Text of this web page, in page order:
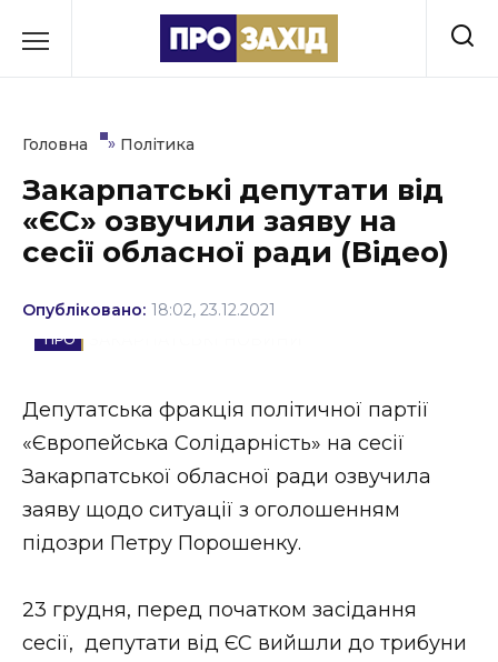
до
Культура
Освіта
Події
Соціум
Спорт
Стиль життя
Втрачений Ужгород (відеоверсія)
Головна » Політика
Закарпатські депутати від
«ЄС» озвучили заяву на
сесії обласної ради (Відео)
Опубліковано: 18:02, 23.12.2021
Депутатська фракція політичної партії
«Європейська Солідарність» на сесії
Закарпатської обласної ради озвучила
заяву щодо ситуації з оголошенням
підозри Петру Порошенку.
23 грудня, перед початком засідання
сесії, депутати від ЄС вийшли до трибуни